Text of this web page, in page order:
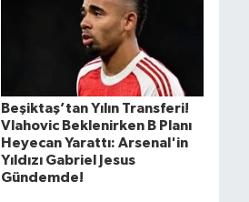
Beşiktaş’tan Yılın Transferi!
Vlahovic Beklenirken B Planı
Heyecan Yarattı: Arsenal'in
Yıldızı Gabriel Jesus
Gündemde!